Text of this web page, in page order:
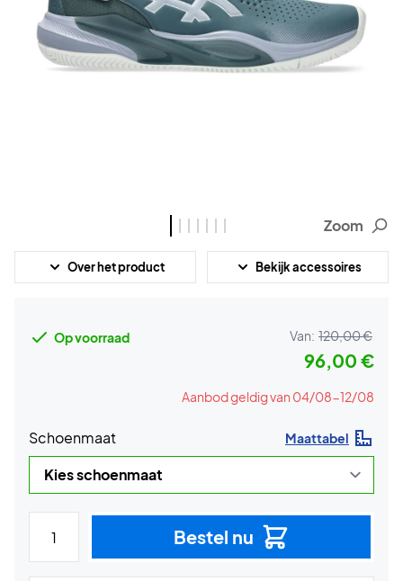
Zoom
Over het product Bekijk accessoires
Op voorraad Van: 120,00 €
96,00 €
Aanbod geldig van 04/08-12/08
Schoenmaat Maattabel
Bestel nu